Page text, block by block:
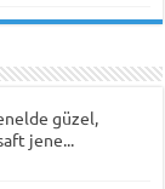
güzel,
jene...